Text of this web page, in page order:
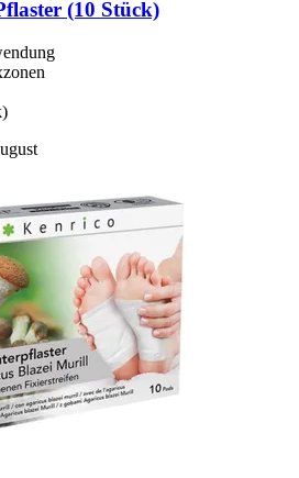
(10 Stück)